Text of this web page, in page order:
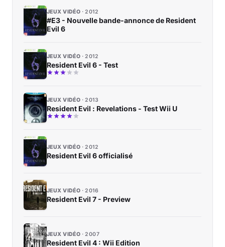
JEUX VIDÉO 2012
#E3 - Nouvelle bande-annonce de Resident
Evil 6
JEUX VIDÉO 2012
Resident Evil 6 - Test
JEUX VIDÉO 2013
Resident Evil : Revelations - Test Wii U
JEUX VIDÉO 2012
Resident Evil 6 officialisé
JEUX VIDÉO 2016
Resident Evil 7 - Preview
JEUX VIDÉO 2007
Resident Evil 4 : Wii Edition